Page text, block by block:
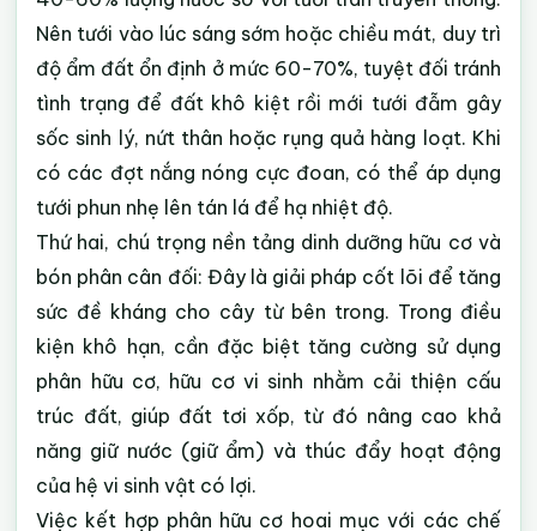
Nên tưới vào lúc sáng sớm hoặc chiều mát, duy trì
độ ẩm đất ổn định ở mức 60-70%, tuyệt đối tránh
tình trạng để đất khô kiệt rồi mới tưới đẫm gây
sốc sinh lý, nứt thân hoặc rụng quả hàng loạt. Khi
có các đợt nắng nóng cực đoan, có thể áp dụng
tưới phun nhẹ lên tán lá để hạ nhiệt độ.
Thứ hai, chú trọng nền tảng dinh dưỡng hữu cơ và
bón phân cân đối: Đây là giải pháp cốt lõi để tăng
sức đề kháng cho cây từ bên trong. Trong điều
kiện khô hạn, cần đặc biệt tăng cường sử dụng
phân hữu cơ, hữu cơ vi sinh nhằm cải thiện cấu
trúc đất, giúp đất tơi xốp, từ đó nâng cao khả
năng giữ nước (giữ ẩm) và thúc đẩy hoạt động
của hệ vi sinh vật có lợi.
Việc kết hợp phân hữu cơ hoai mục với các chế